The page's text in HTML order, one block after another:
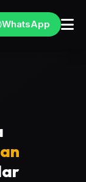
WhatsApp